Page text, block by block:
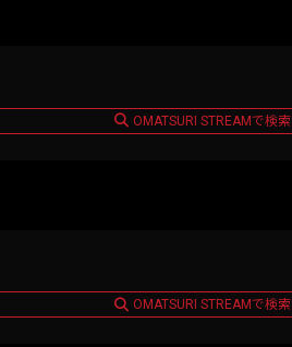
OMATSURI STREAMで検索
OMATSURI STREAMで検索